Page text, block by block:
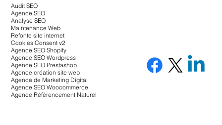
Featured snippets : Votre passeport pour
la position zéro google
Audit SEO
Agence SEO
Analyse SEO
Maintenance Web
Refonte site internet
Cookies Consent v2
Agence SEO Shopify
Agence SEO Wordpress
Agence SEO Prestashop
Agence création site web
Agence de Marketing Digital
Agence SEO Woocommerce
Agence Référencement Naturel